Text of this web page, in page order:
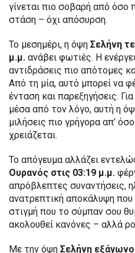
γίνεται πιο σοβαρή από όσο
στάση – όχι απόσυρση.
Το μεσημέρι, η όψη Σελήνη
μ.μ. ανάβει φωτιές. Η
αντιδράσεις πιο απότομες
Από τη μία, αυτό μπορεί να
ένταση και παρεξηγήσεις.
μέσα από τον λόγο, αυτή η
μιλήσεις πιο γρήγορα απ’
χρειάζεται.
Το απόγευμα αλλάζει
Ουρανός στις 03:19 μ.μ.
απρόβλεπτες συναντήσεις,
ανατρεπτική αποκάλυψη που
στιγμή που το σύμπαν σου
ακολουθεί κανόνες – αλλά
Με την όψη Σελήνη εξάγωνο